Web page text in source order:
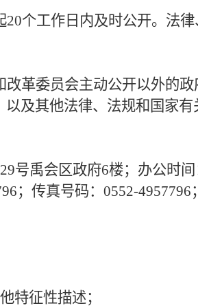
个工作日内及时公开。法
革委员会主动公开以外的政
及其他法律、法规和国家有
号禹会区政府6楼；办公时
；传真号码：0552-4957796
特征性描述；